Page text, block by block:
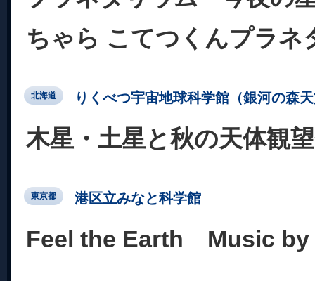
ちゃら こてつくんプラネ
北海道 りくべつ宇宙地球科学館（銀河の森
木星・土星と秋の天体観
東京都 港区立みなと科学館
Feel the Earth Music by